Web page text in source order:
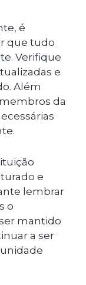
é
que tudo
Verifique
e
Além
da
e
lembrar
o
mantido
a ser